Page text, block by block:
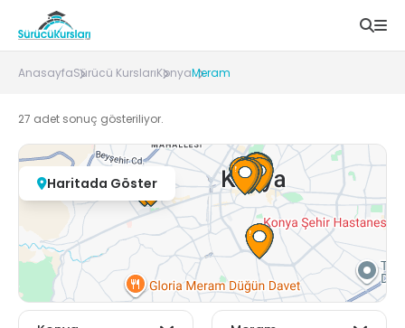
AnasayfaSürücü KurslarıKonyaMeram
27 adet sonuç gösteriliyor.
Haritada Göster